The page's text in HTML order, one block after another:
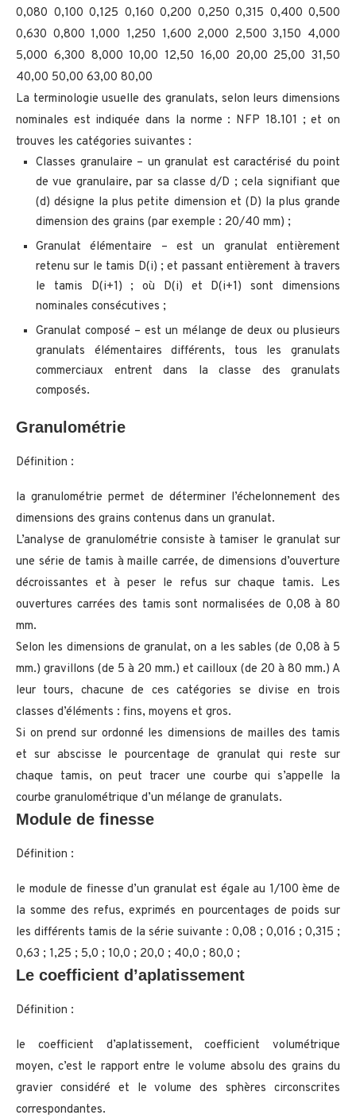
0,080 0,100 0,125 0,160 0,200 0,250 0,315 0,400 0,500
0,630 0,800 1,000 1,250 1,600 2,000 2,500 3,150 4,000
5,000 6,300 8,000 10,00 12,50 16,00 20,00 25,00 31,50
40,00 50,00 63,00 80,00
La terminologie usuelle des granulats, selon leurs dimensions
nominales est indiquée dans la norme : NFP 18.101 ; et on
trouves les catégories suivantes :
Classes granulaire – un granulat est caractérisé du point
de vue granulaire, par sa classe d/D ; cela signifiant que
(d) désigne la plus petite dimension et (D) la plus grande
dimension des grains (par exemple : 20/40 mm) ;
Granulat élémentaire – est un granulat entièrement
retenu sur le tamis D(i) ; et passant entièrement à travers
le tamis D(i+1) ; où D(i) et D(i+1) sont dimensions
nominales consécutives ;
Granulat composé – est un mélange de deux ou plusieurs
granulats élémentaires différents, tous les granulats
commerciaux entrent dans la classe des granulats
composés.
Granulométrie
Définition :
la granulométrie permet de déterminer l’échelonnement des
dimensions des grains contenus dans un granulat.
L’analyse de granulométrie consiste à tamiser le granulat sur
une série de tamis à maille carrée, de dimensions d’ouverture
décroissantes et à peser le refus sur chaque tamis. Les
ouvertures carrées des tamis sont normalisées de 0,08 à 80
mm.
Selon les dimensions de granulat, on a les sables (de 0,08 à 5
mm.) gravillons (de 5 à 20 mm.) et cailloux (de 20 à 80 mm.) A
leur tours, chacune de ces catégories se divise en trois
classes d’éléments : fins, moyens et gros.
Si on prend sur ordonné les dimensions de mailles des tamis
et sur abscisse le pourcentage de granulat qui reste sur
chaque tamis, on peut tracer une courbe qui s’appelle la
courbe granulométrique d’un mélange de granulats.
Module de finesse
Définition :
le module de finesse d’un granulat est égale au 1/100 ème de
la somme des refus, exprimés en pourcentages de poids sur
les différents tamis de la série suivante : 0,08 ; 0,016 ; 0,315 ;
0,63 ; 1,25 ; 5,0 ; 10,0 ; 20,0 ; 40,0 ; 80,0 ;
Le coefficient d’aplatissement
Définition :
le coefficient d’aplatissement, coefficient volumétrique
moyen, c’est le rapport entre le volume absolu des grains du
gravier considéré et le volume des sphères circonscrites
correspondantes.